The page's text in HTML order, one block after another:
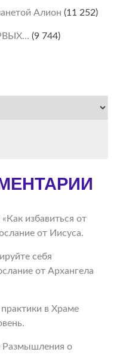
Алион (11 252)
(9 744)
«Как избавиться от
от Иисуса.
себя
от Архангела
в Храме
Размышления о